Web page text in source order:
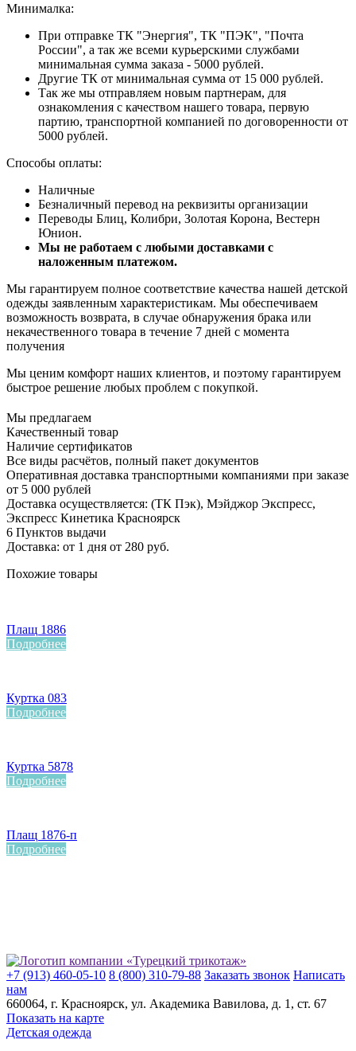
Минималка:
При отправке ТК "Энергия", ТК "ПЭК", "Почта
России", а так же всеми курьерскими службами
минимальная сумма заказа - 5000 рублей.
Другие ТК от минимальная сумма от 15 000 рублей.
Так же мы отправляем новым партнерам, для
ознакомления с качеством нашего товара, первую
партию, транспортной компанией по договоренности от
5000 рублей.
Способы оплаты:
Наличные
Безналичный перевод на реквизиты организации
Переводы Блиц, Колибри, Золотая Корона, Вестерн
Юнион.
Мы не работаем с любыми доставками с
наложенным платежом.
Мы гарантируем полное соответствие качества нашей детской
одежды заявленным характеристикам. Мы обеспечиваем
возможность возврата, в случае обнаружения брака или
некачественного товара в течение 7 дней с момента
получения
Мы ценим комфорт наших клиентов, и поэтому гарантируем
быстрое решение любых проблем с покупкой.
Мы предлагаем
Качественный товар
Наличие сертификатов
Все виды расчётов, полный пакет документов
Оперативная доставка транспортными компаниями при заказе
от 5 000 рублей
Доставка осуществляется: (ТК Пэк), Мэйджор Экспресс,
Экспресс Кинетика Красноярск
6 Пунктов выдачи
Доставка: от 1 дня от 280 руб.
Похожие товары
Плащ 1886
Подробнее
Куртка 083
Подробнее
Куртка 5878
Подробнее
Плащ 1876-п
Подробнее
+7 (913) 460-05-10 8 (800) 310-79-88 Заказать звонок Написать
нам
660064, г. Красноярск, ул. Академика Вавилова, д. 1, ст. 67
Показать на карте
Детская одежда